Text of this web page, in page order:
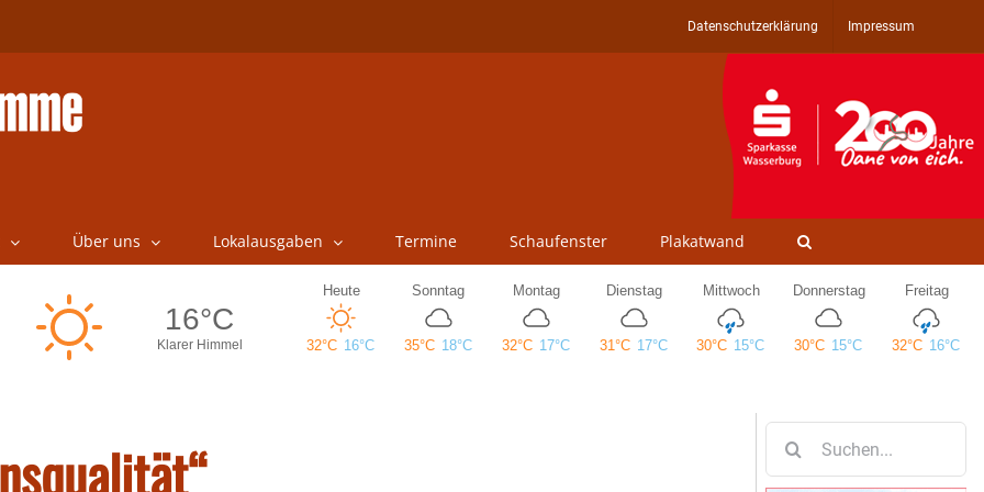
Datenschutzerklärung Impressum
Über uns Lokalausgaben Termine Schaufenster Plakatwand
nach: